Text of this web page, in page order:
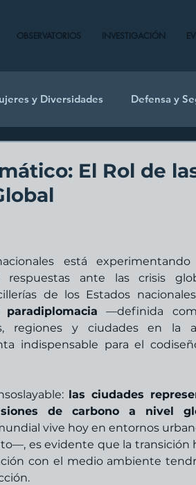
OBSERVATORIOS INVESTIGACIÓN
y Diversidades Defensa y
El Rol de
está
respuestas ante las crisis
de los Estados
paradiplomacia —definida
regiones y ciudades en la
indispensable para el
las ciudades
de carbono a nivel
vive hoy en entornos
es evidente que la transición
con el medio ambiente